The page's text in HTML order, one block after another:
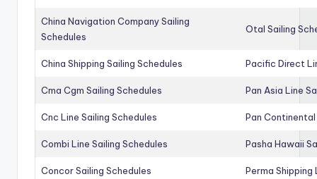
China Navigation Company Sailing
Schedules
Otal Sailing
China Shipping Sailing Schedules Pacific Direct
Cma Cgm Sailing Schedules Pan Asia Line
Cnc Line Sailing Schedules Pan Continental
Combi Line Sailing Schedules Pasha Hawaii
Concor Sailing Schedules Perma Shipping